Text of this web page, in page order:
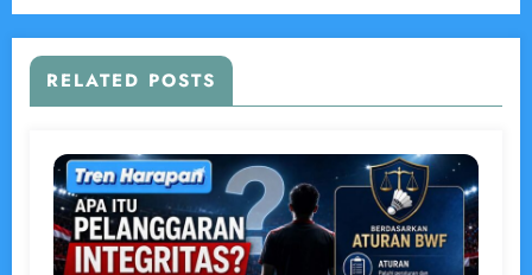
RELATED POSTS